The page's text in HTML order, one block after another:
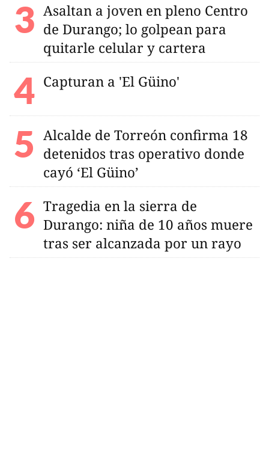
Asaltan a joven en pleno Centro
de Durango; lo golpean para
quitarle celular y cartera
Capturan a 'El Güino'
Alcalde de Torreón confirma 18
detenidos tras operativo donde
cayó ‘El Güino’
Tragedia en la sierra de
Durango: niña de 10 años muere
tras ser alcanzada por un rayo